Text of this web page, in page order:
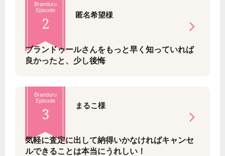
Branduru
Episode
2 匿名希望様
ブランドゥールさんをもっと早く知っていれば
良かったと、少し後悔
Branduru
Episode
3 まるこ様
気軽に査定に出して納得いかなければキャンセ
ルできることは本当にうれしい！